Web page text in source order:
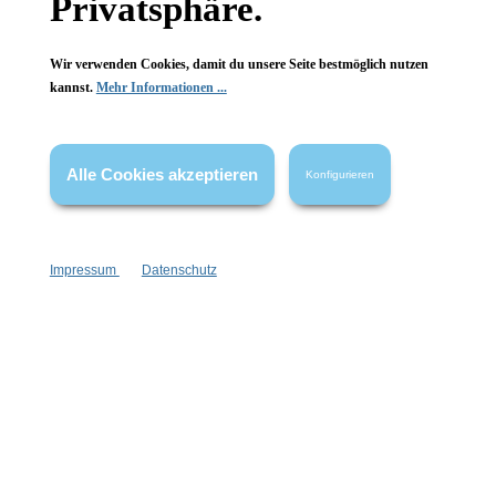
Privatsphäre.
Wir verwenden Cookies, damit du unsere Seite bestmöglich nutzen
kannst. Mehr Informationen ...
Alle Cookies akzeptieren Konfigurieren
Impressum Datenschutz